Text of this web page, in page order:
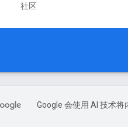
社区
Google 会使用 AI 技术